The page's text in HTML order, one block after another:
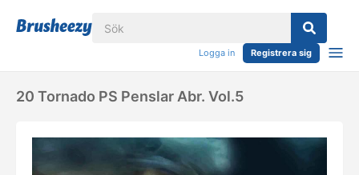
Logga in Registrera sig
20 Tornado PS Penslar Abr. Vol.5